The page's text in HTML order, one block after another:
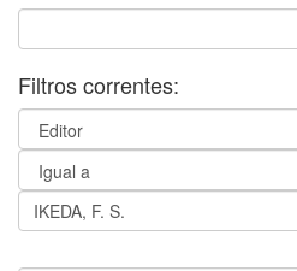
Filtros correntes: